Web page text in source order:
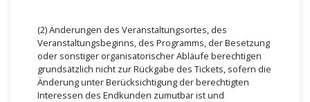
(2) Änderungen des Veranstaltungsortes, des
Veranstaltungsbeginns, des Programms, der Besetzung
oder sonstiger organisatorischer Abläufe berechtigen
grundsätzlich nicht zur Rückgabe des Tickets, sofern die
Änderung unter Berücksichtigung der berechtigten
Interessen des Endkunden zumutbar ist und